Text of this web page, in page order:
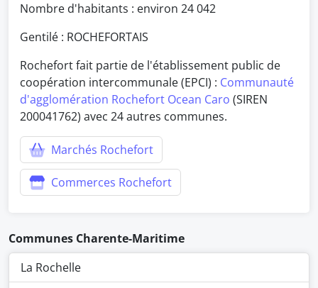
Nombre d'habitants : environ 24 042
Gentilé : ROCHEFORTAIS
Rochefort fait partie de l'établissement public de
coopération intercommunale (EPCI) : Communauté
d'agglomération Rochefort Ocean Caro (SIREN
200041762) avec 24 autres communes.
Marchés Rochefort
Commerces Rochefort
Communes Charente-Maritime
La Rochelle